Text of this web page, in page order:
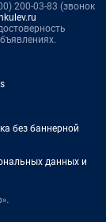
200-03-83 (звонок
без баннерной
данных и